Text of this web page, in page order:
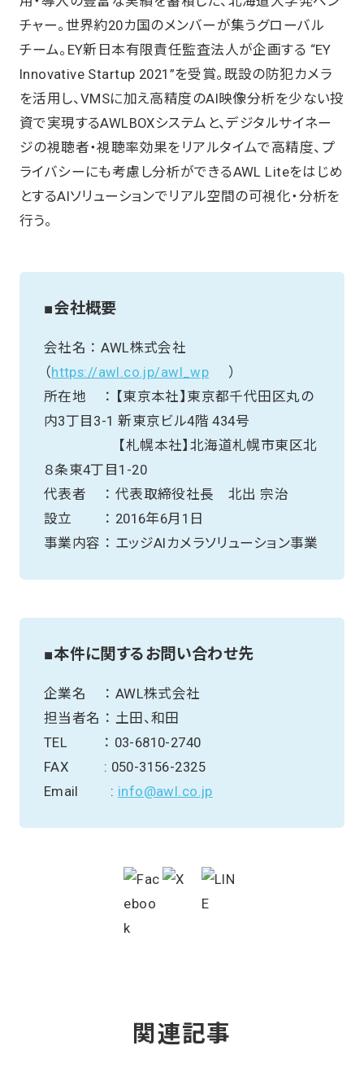
チャー。世界約20カ国のメンバーが集うグローバル
チーム。EY新日本有限責任監査法人が企画する “EY
Innovative Startup 2021”を受賞。既設の防犯カメラ
を活用し、VMSに加え高精度のAI映像分析を少ない投
資で実現するAWLBOXシステムと、デジタルサイネー
ジの視聴者・視聴率効果をリアルタイムで高精度、プ
ライバシーにも考慮し分析ができるAWL Liteをはじめ
とするAIソリューションでリアル空間の可視化・分析を
行う。
■会社概要
会社名 ： AWL株式会社
（https://awl.co.jp/awl_wp
）
所在地 ： 【東京本社】東京都千代田区丸の
内3丁目3-1 新東京ビル4階 434号
【札幌本社】北海道札幌市東区北
８条東4丁目1-20
代表者 ： 代表取締役社長 北出 宗治
設立 ： 2016年6月1日
事業内容 ： エッジAIカメラソリューション事業
■本件に関するお問い合わせ先
企業名 ： AWL株式会社
担当者名 ： 土田、和田
TEL ： 03-6810-2740
FAX : 050-3156-2325
Email : info@awl.co.jp
関連記事